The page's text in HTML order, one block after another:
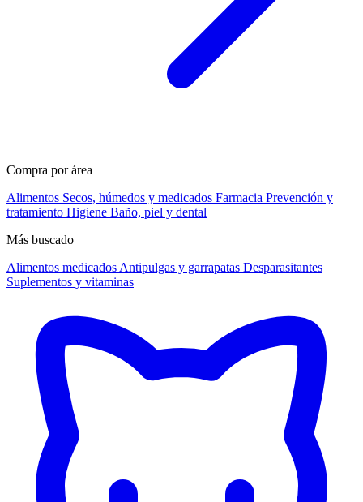
Compra por área
Alimentos Secos, húmedos y medicados Farmacia Prevención y
tratamiento Higiene Baño, piel y dental
Más buscado
Alimentos medicados Antipulgas y garrapatas Desparasitantes
Suplementos y vitaminas